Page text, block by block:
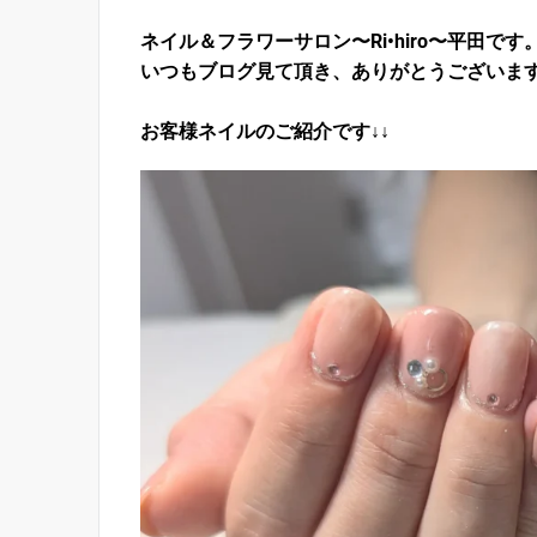
ネイル＆フラワーサロン〜Ri•hiro〜平田です
いつもブログ見て頂き、ありがとうございま
お客様ネイルのご紹介です↓↓